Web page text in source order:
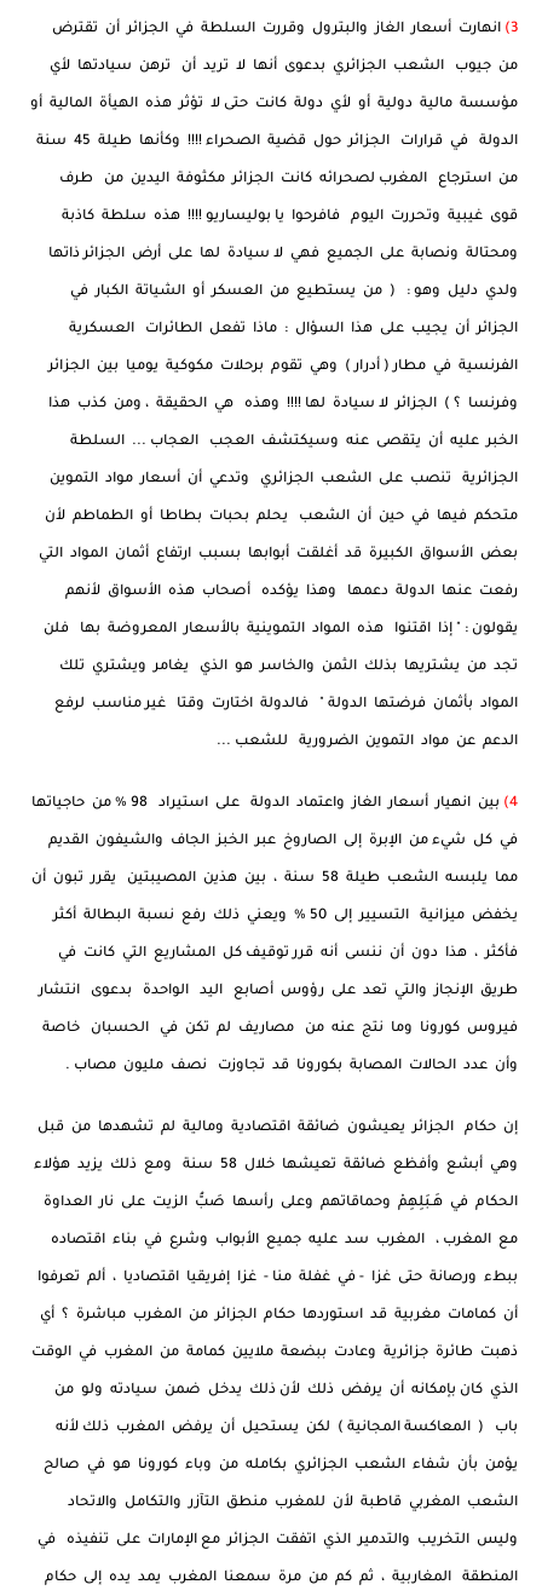
3) انهارت أسعار الغاز والبترول وقررت السلطة في الجزائر أن تقترض
من جيوب الشعب الجزائري بدعوى أنها لا تريد أن ترهن سيادتها لأي
مؤسسة مالية دولية أو لأي دولة كانت حتى لا تؤثر هذه الهيأة المالية أو
الدولة في قرارات الجزائر حول قضية الصحراء !!!! وكأنها طيلة 45 سنة
من استرجاع المغرب لصحرائه كانت الجزائر مكثوفة اليدين من طرف
قوى غيبية وتحررت اليوم فافرحوا يا بوليساريو !!!! هذه سلطة كاذبة
ومحتالة ونصابة على الجميع فهي لا سيادة لها على أرض الجزائر ذاتها
ولدي دليل وهو : ( من يستطيع من العسكر أو الشياتة الكبار في
الجزائر أن يجيب على هذا السؤال : ماذا تفعل الطائرات العسكرية
الفرنسية في مطار ( أدرار ) وهي تقوم برحلات مكوكية يوميا بين الجزائر
وفرنسا ؟ ) الجزائر لا سيادة لها !!!! وهذه هي الحقيقة ، ومن كذب هذا
الخبر عليه أن يتقصى عنه وسيكتشف العجب العجاب ... السلطة
الجزائرية تنصب على الشعب الجزائري وتدعي أن أسعار مواد التموين
متحكم فيها في حين أن الشعب يحلم بحبات بطاطا أو الطماطم لأن
بعض الأسواق الكبيرة قد أغلقت أبوابها بسبب ارتفاع أثمان المواد التي
رفعت عنها الدولة دعمها وهذا يؤكده أصحاب هذه الأسواق لأنهم
يقولون : " إذا اقتنوا هذه المواد التموينية بالأسعار المعروضة بها فلن
تجد من يشتريها بذلك الثمن والخاسر هو الذي يغامر ويشتري تلك
المواد بأثمان فرضتها الدولة " فالدولة اختارت وقتا غير مناسب لرفع
الدعم عن مواد التموين الضرورية للشعب ...
4) بين انهيار أسعار الغاز واعتماد الدولة على استيراد 98 % من حاجياتها
في كل شيء من الإبرة إلى الصاروخ عبر الخبز الجاف والشيفون القديم
مما يلبسه الشعب طيلة 58 سنة ، بين هذين المصيبتين يقرر تبون أن
يخفض ميزانية التسيير إلى 50 % ويعني ذلك رفع نسبة البطالة أكثر
فأكثر ، هذا دون أن ننسى أنه قرر توقيف كل المشاريع التي كانت في
طريق الإنجاز والتي تعد على رؤوس أصابع اليد الواحدة بدعوى انتشار
فيروس كورونا وما نتج عنه من مصاريف لم تكن في الحسبان خاصة
وأن عدد الحالات المصابة بكورونا قد تجاوزت نصف مليون مصاب .
إن حكام الجزائر يعيشون ضائقة اقتصادية ومالية لم تشهدها من قبل
وهي أبشع وأفظع ضائقة تعيشها خلال 58 سنة ومع ذلك يزيد هؤلاء
الحكام في هَـبَلِهِمْ وحماقاتهم وعلى رأسها صَبُّ الزيت على نار العداوة
مع المغرب ، المغرب سد عليه جميع الأبواب وشرع في بناء اقتصاده
ببطء ورصانة حتى غزا - في غفلة منا - غزا إفريقيا اقتصاديا ، ألم تعرفوا
أن كمامات مغربية قد استوردها حكام الجزائر من المغرب مباشرة ؟ أي
ذهبت طائرة جزائرية وعادت ببضعة ملايين كمامة من المغرب في الوقت
الذي كان بإمكانه أن يرفض ذلك لأن ذلك يدخل ضمن سيادته ولو من
باب ( المعاكسة المجانية ) لكن يستحيل أن يرفض المغرب ذلك لأنه
يؤمن بأن شفاء الشعب الجزائري بكامله من وباء كورونا هو في صالح
الشعب المغربي قاطبة لأن للمغرب منطق التآزر والتكامل والاتحاد
وليس التخريب والتدمير الذي اتفقت الجزائر مع الإمارات على تنفيذه في
المنطقة المغاربية ، ثم كم من مرة سمعنا المغرب يمد يده إلى حكام